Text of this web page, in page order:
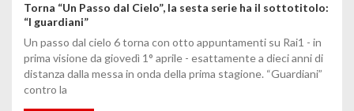
n
e
a
r
Torna “Un Passo dal Cielo”, la sesta serie ha il sottotitolo:
“I guardiani”
Un passo dal cielo 6 torna con otto appuntamenti su Rai1 - in
prima visione da giovedì 1° aprile - esattamente a dieci anni di
distanza dalla messa in onda della prima stagione. “Guardiani”
contro la